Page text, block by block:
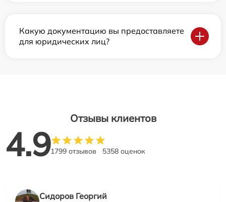
Какую документацию вы предоставляете
для юридических лиц?
Отзывы клиентов
4.91799 отзывов 5358 оценок
Сидоров Георгий